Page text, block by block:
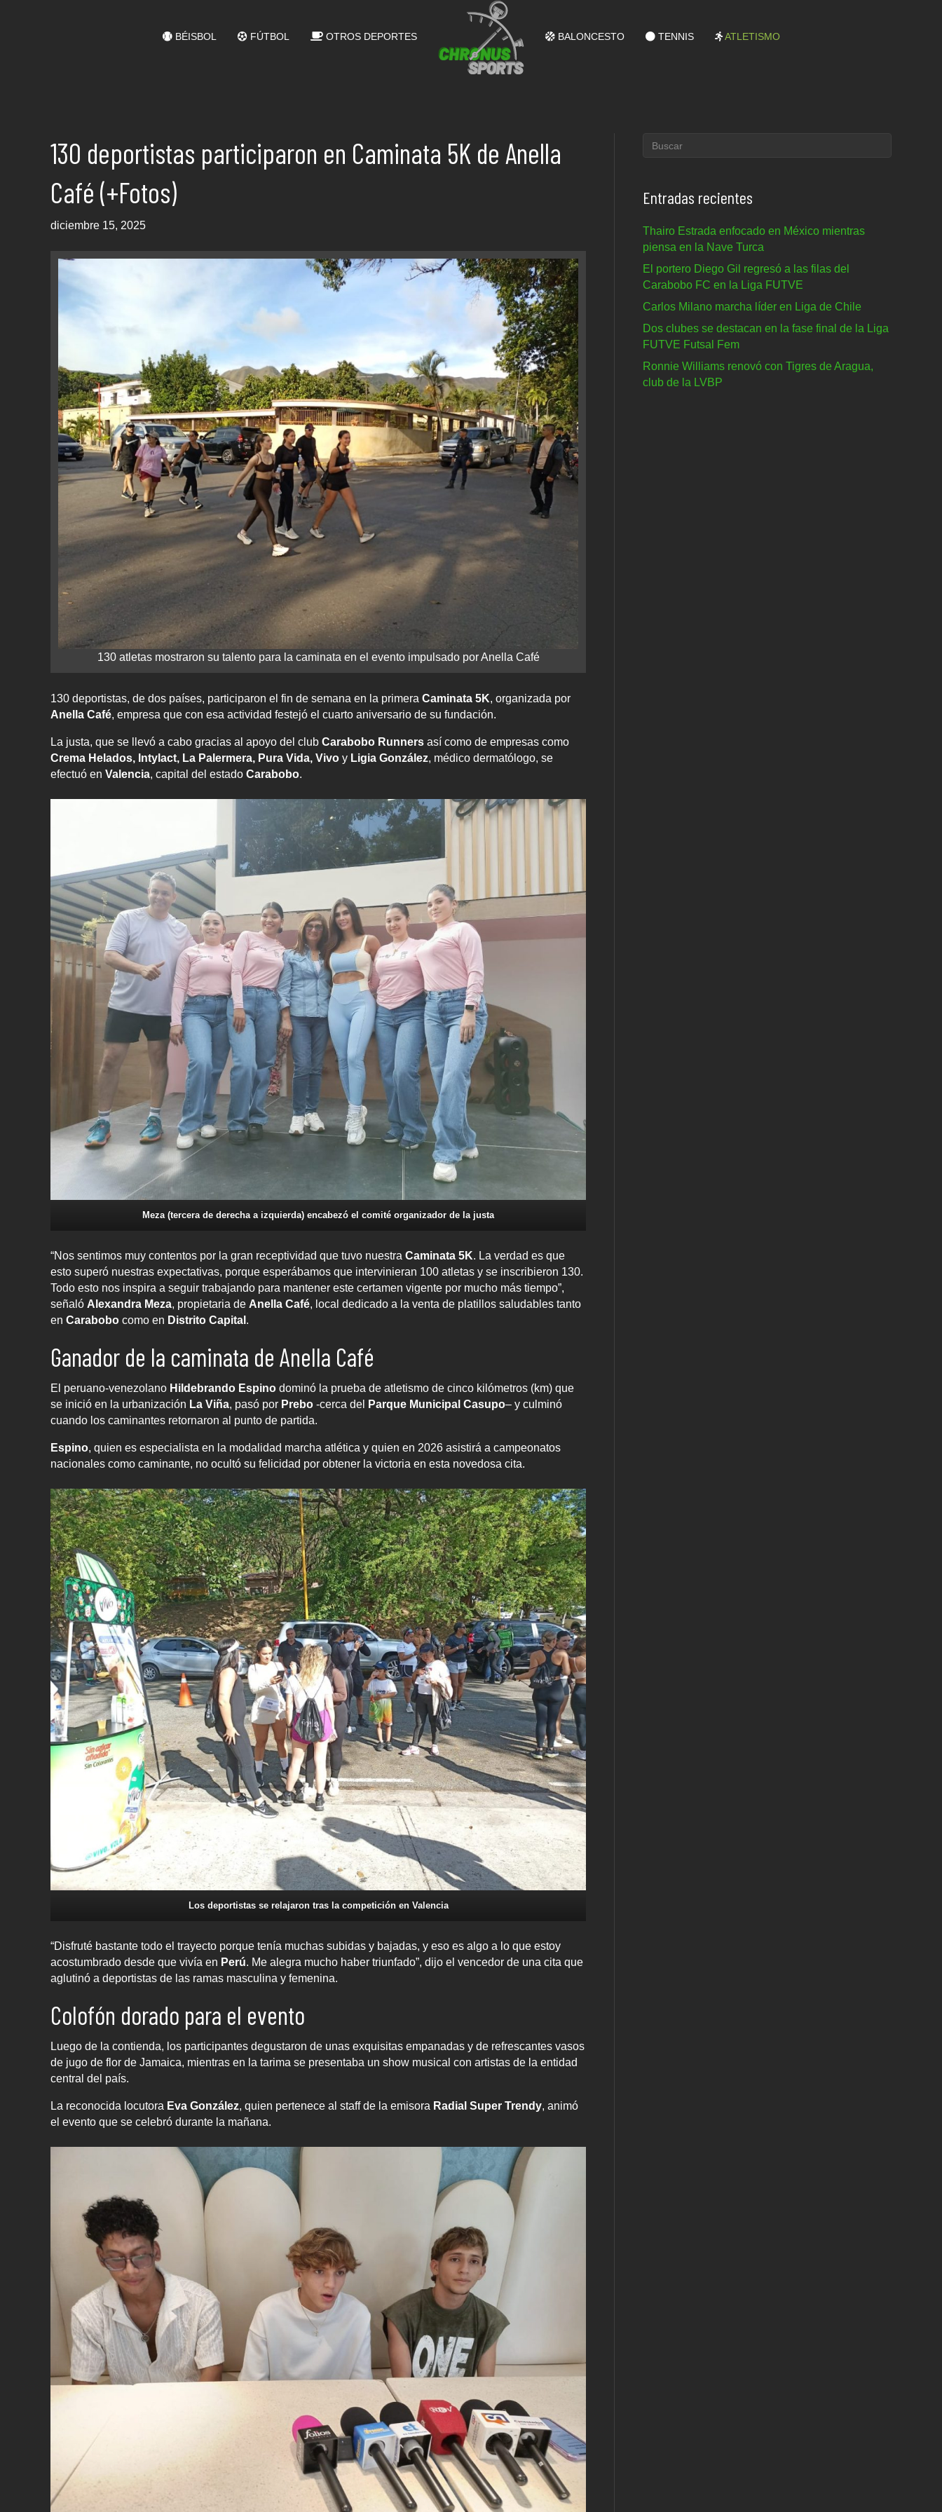
BÉISBOL FÚTBOL OTROS DEPORTES BALONCESTO TENNIS ATLETISMO
130 deportistas participaron en Caminata 5K de Anella
Café (+Fotos)
diciembre 15, 2025
130 atletas mostraron su talento para la caminata en el evento impulsado por Anella Café
130 deportistas, de dos países, participaron el fin de semana en la primera Caminata 5K, organizada por
Anella Café, empresa que con esa actividad festejó el cuarto aniversario de su fundación.
La justa, que se llevó a cabo gracias al apoyo del club Carabobo Runners así como de empresas como
Crema Helados, Intylact, La Palermera, Pura Vida, Vivo y Ligia González, médico dermatólogo, se
efectuó en Valencia, capital del estado Carabobo.
Meza (tercera de derecha a izquierda) encabezó el comité organizador de la justa
“Nos sentimos muy contentos por la gran receptividad que tuvo nuestra Caminata 5K. La verdad es que
esto superó nuestras expectativas, porque esperábamos que intervinieran 100 atletas y se inscribieron 130.
Todo esto nos inspira a seguir trabajando para mantener este certamen vigente por mucho más tiempo”,
señaló Alexandra Meza, propietaria de Anella Café, local dedicado a la venta de platillos saludables tanto
en Carabobo como en Distrito Capital .
Ganador de la caminata de Anella Café
El peruano-venezolano Hildebrando Espino dominó la prueba de atletismo de cinco kilómetros (km) que
se inició en la urbanización La Viña, pasó por Prebo -cerca del Parque Municipal Casupo– y culminó
cuando los caminantes retornaron al punto de partida.
Espino, quien es especialista en la modalidad marcha atlética y quien en 2026 asistirá a campeonatos
nacionales como caminante, no ocultó su felicidad por obtener la victoria en esta novedosa cita.
Los deportistas se relajaron tras la competición en Valencia
“Disfruté bastante todo el trayecto porque tenía muchas subidas y bajadas, y eso es algo a lo que estoy
acostumbrado desde que vivía en Perú. Me alegra mucho haber triunfado”, dijo el vencedor de una cita que
aglutinó a deportistas de las ramas masculina y femenina.
Colofón dorado para el evento
Luego de la contienda, los participantes degustaron de unas exquisitas empanadas y de refrescantes vasos
de jugo de flor de Jamaica, mientras en la tarima se presentaba un show musical con artistas de la entidad
central del país.
La reconocida locutora Eva González, quien pertenece al staff de la emisora Radial Super Trendy, animó
el evento que se celebró durante la mañana.
Entradas recientes
Thairo Estrada enfocado en México mientras
piensa en la Nave Turca
El portero Diego Gil regresó a las filas del
Carabobo FC en la Liga FUTVE
Carlos Milano marcha líder en Liga de Chile
Dos clubes se destacan en la fase final de la Liga
FUTVE Futsal Fem
Ronnie Williams renovó con Tigres de Aragua,
club de la LVBP